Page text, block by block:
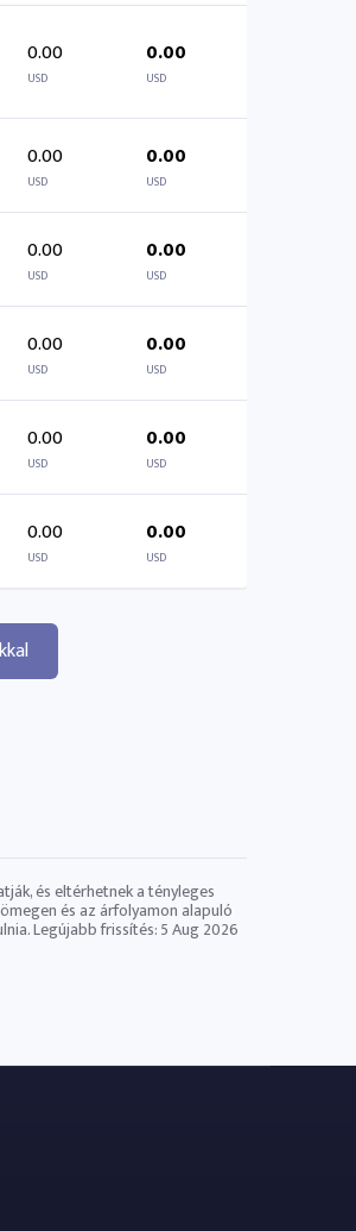
0.00
USD
0.00
USD
0.00
USD
0.00
USD
0.00
USD
0.00
USD
0.00
USD
0.00
USD
0.00
USD
0.00
USD
0.00
USD
0.00
USD
és eltérhetnek a tényleges
és az árfolyamon alapuló
Legújabb frissítés:5 Aug 2026